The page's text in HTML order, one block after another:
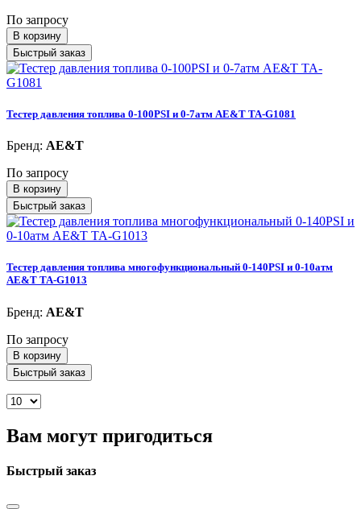
По запросу
В корзину
Быстрый заказ
Тестер давления топлива 0-100PSI и 0-7атм AE&T TA-G1081
Бренд: AE&T
По запросу
В корзину
Быстрый заказ
Тестер давления топлива многофункциональный 0-140PSI и 0-10атм
AE&T TA-G1013
Бренд: AE&T
По запросу
В корзину
Быстрый заказ
Вам могут пригодиться
Быстрый заказ